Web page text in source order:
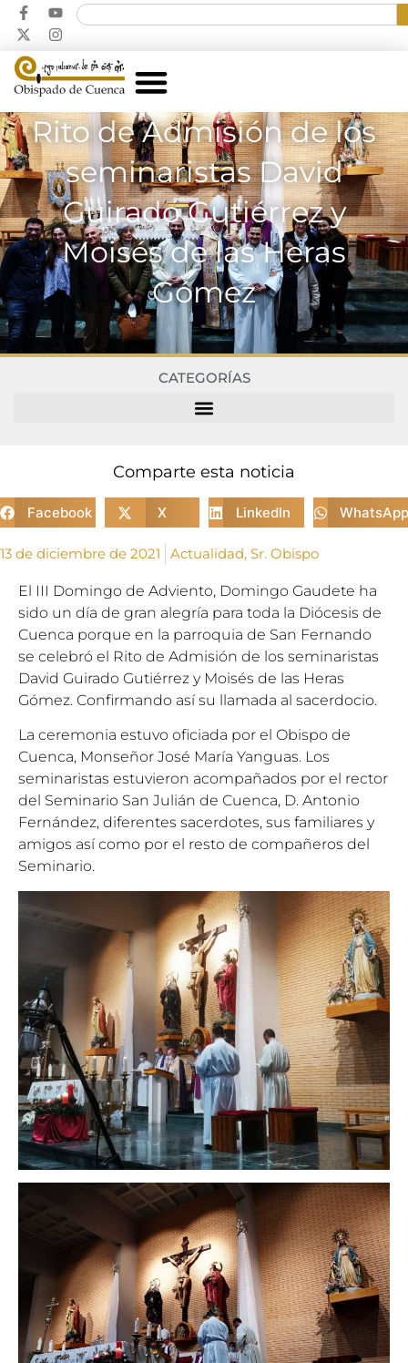
Rito de Admisión de los
seminaristas David
Guirado Gutiérrez y
Moisés de las Heras
Gómez
CATEGORÍAS
Comparte esta noticia
Facebook X LinkedIn WhatsApp
13 de diciembre de 2021 Actualidad, Sr. Obispo
El III Domingo de Adviento, Domingo Gaudete ha
sido un día de gran alegría para toda la Diócesis de
Cuenca porque en la parroquia de San Fernando
se celebró el Rito de Admisión de los seminaristas
David Guirado Gutiérrez y Moisés de las Heras
Gómez. Confirmando así su llamada al sacerdocio.
La ceremonia estuvo oficiada por el Obispo de
Cuenca, Monseñor José María Yanguas. Los
seminaristas estuvieron acompañados por el rector
del Seminario San Julián de Cuenca, D. Antonio
Fernández, diferentes sacerdotes, sus familiares y
amigos así como por el resto de compañeros del
Seminario.